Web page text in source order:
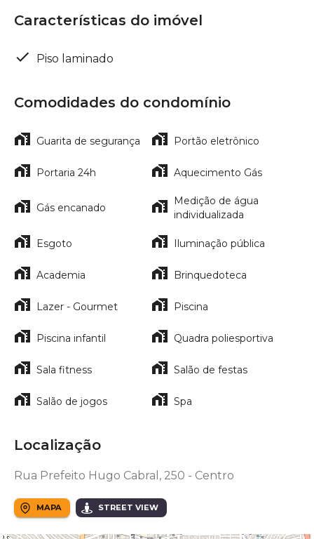
Características do imóvel
Piso laminado
Comodidades do condomínio
Guarita de segurança Portão eletrônico
Portaria 24h Aquecimento Gás
Gás encanado
Medição de água
individualizada
Esgoto Iluminação pública
Academia Brinquedoteca
Lazer - Gourmet Piscina
Piscina infantil Quadra poliesportiva
Sala fitness Salão de festas
Salão de jogos Spa
Localização
Rua Prefeito Hugo Cabral, 250 - Centro
MAPA STREET VIEW